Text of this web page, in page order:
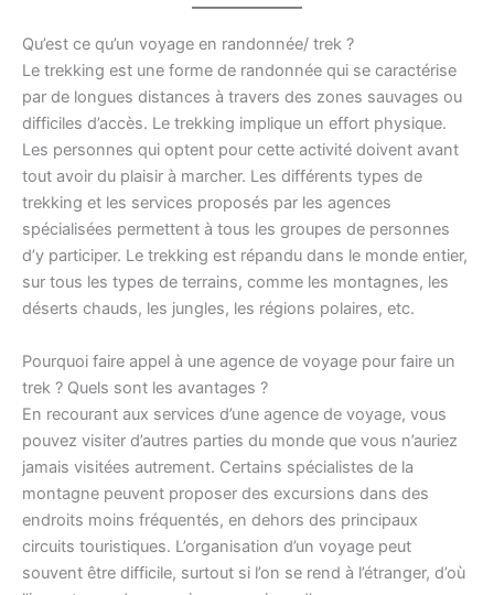
Qu’est ce qu’un voyage en randonnée/ trek ?
Le trekking est une forme de randonnée qui se caractérise
par de longues distances à travers des zones sauvages ou
difficiles d’accès. Le trekking implique un effort physique.
Les personnes qui optent pour cette activité doivent avant
tout avoir du plaisir à marcher. Les différents types de
trekking et les services proposés par les agences
spécialisées permettent à tous les groupes de personnes
d’y participer. Le trekking est répandu dans le monde entier,
sur tous les types de terrains, comme les montagnes, les
déserts chauds, les jungles, les régions polaires, etc.
Pourquoi faire appel à une agence de voyage pour faire un
trek ? Quels sont les avantages ?
En recourant aux services d’une agence de voyage, vous
pouvez visiter d’autres parties du monde que vous n’auriez
jamais visitées autrement. Certains spécialistes de la
montagne peuvent proposer des excursions dans des
endroits moins fréquentés, en dehors des principaux
circuits touristiques. L’organisation d’un voyage peut
souvent être difficile, surtout si l’on se rend à l’étranger, d’où